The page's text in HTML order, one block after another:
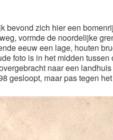
bevond zich hier een
vormde de noordelijke
eeuw een lage, houten
foto is in het midden tussen
naar een
gesloopt, maar pas tegen